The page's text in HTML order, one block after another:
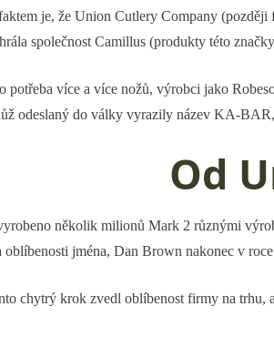
je, že Union Cutlery Company
společnost Camillus (produkty této
potřeba více a více nožů, výrobci jako
odeslaný do války vyrazily název KA-
Od
několik milionů Mark 2 různými
oblíbenosti jména, Dan Brown nakonec v
chytrý krok zvedl oblíbenost firmy na